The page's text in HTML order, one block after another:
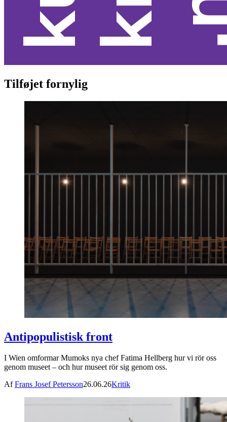
Tilføjet fornylig
Antipopulistisk front
I Wien omformar Mumoks nya chef Fatima Hellberg hur vi rör oss
genom museet – och hur museet rör sig genom oss.
AfFrans Josef Petersson26.06.26Kritik